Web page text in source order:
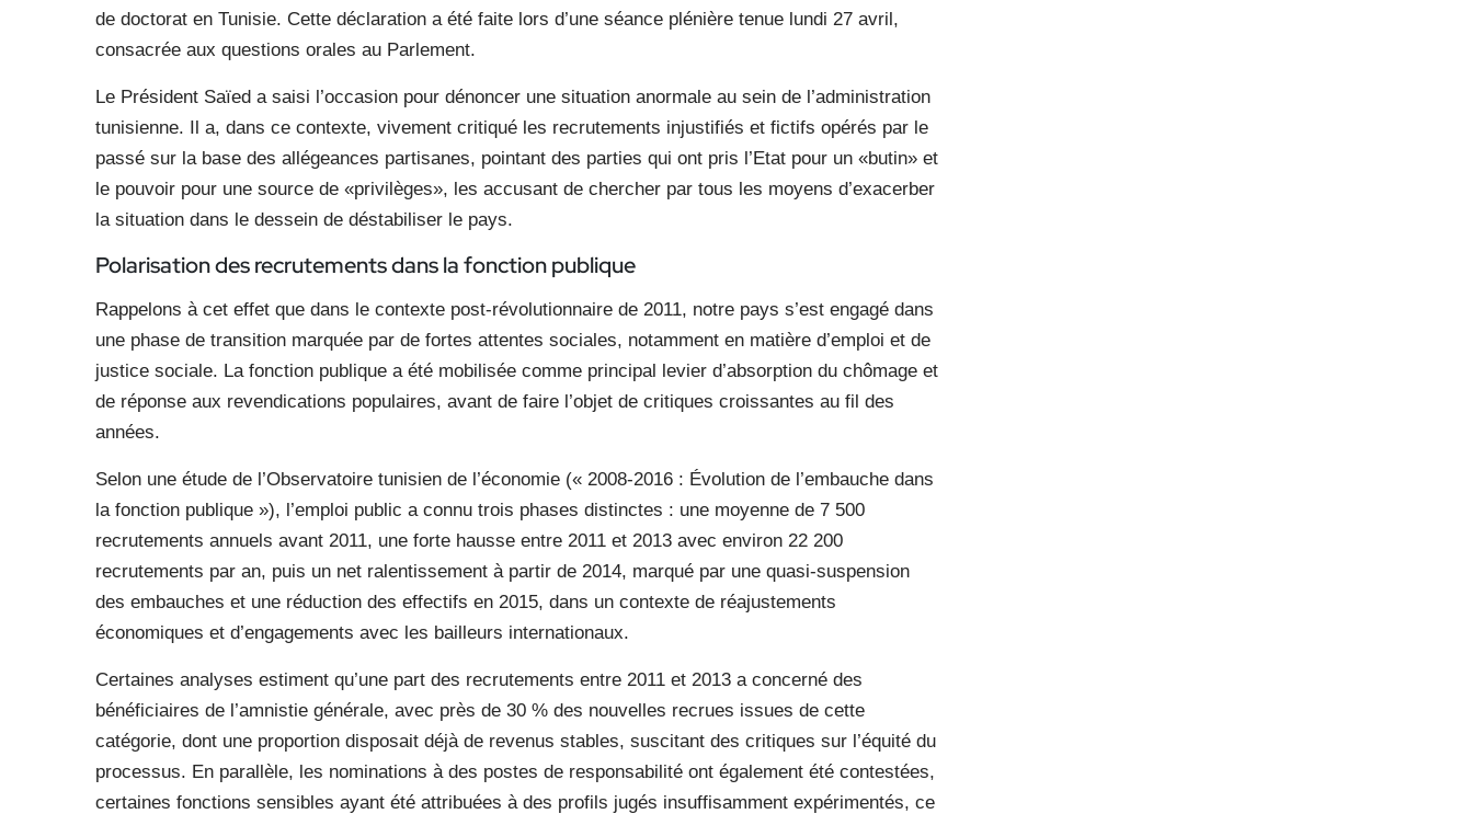
de doctorat en Tunisie. Cette déclaration a été faite lors d’une séance plénière tenue lundi 27 avril,
consacrée aux questions orales au Parlement.
Le Président Saïed a saisi l’occasion pour dénoncer une situation anormale au sein de l’administration
tunisienne. Il a, dans ce contexte, vivement critiqué les recrutements injustifiés et fictifs opérés par le
passé sur la base des allégeances partisanes, pointant des parties qui ont pris l’Etat pour un «butin» et
le pouvoir pour une source de «privilèges», les accusant de chercher par tous les moyens d’exacerber
la situation dans le dessein de déstabiliser le pays.
Polarisation des recrutements dans la fonction publique
Rappelons à cet effet que dans le contexte post-révolutionnaire de 2011, notre pays s’est engagé dans
une phase de transition marquée par de fortes attentes sociales, notamment en matière d’emploi et de
justice sociale. La fonction publique a été mobilisée comme principal levier d’absorption du chômage et
de réponse aux revendications populaires, avant de faire l’objet de critiques croissantes au fil des
années.
Selon une étude de l’Observatoire tunisien de l’économie (« 2008-2016 : Évolution de l’embauche dans
la fonction publique »), l’emploi public a connu trois phases distinctes : une moyenne de 7 500
recrutements annuels avant 2011, une forte hausse entre 2011 et 2013 avec environ 22 200
recrutements par an, puis un net ralentissement à partir de 2014, marqué par une quasi-suspension
des embauches et une réduction des effectifs en 2015, dans un contexte de réajustements
économiques et d’engagements avec les bailleurs internationaux.
Certaines analyses estiment qu’une part des recrutements entre 2011 et 2013 a concerné des
bénéficiaires de l’amnistie générale, avec près de 30 % des nouvelles recrues issues de cette
catégorie, dont une proportion disposait déjà de revenus stables, suscitant des critiques sur l’équité du
processus. En parallèle, les nominations à des postes de responsabilité ont également été contestées,
certaines fonctions sensibles ayant été attribuées à des profils jugés insuffisamment expérimentés, ce